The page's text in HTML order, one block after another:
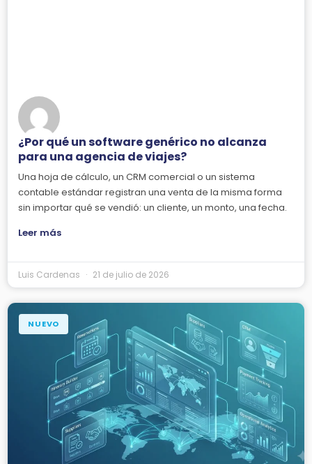
¿Por qué un software genérico no alcanza
para una agencia de viajes?
Una hoja de cálculo, un CRM comercial o un sistema
contable estándar registran una venta de la misma forma
sin importar qué se vendió: un cliente, un monto, una fecha.
Leer más
Luis Cardenas 21 de julio de 2026
NUEVO